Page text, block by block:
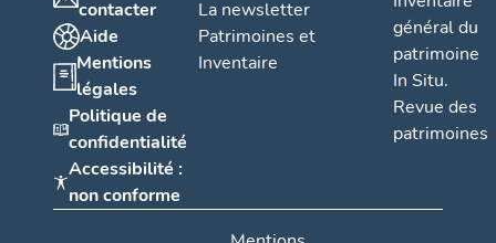
contacter
Aide
Mentions
légales
Politique de
confidentialité
Accessibilité :
non conforme
La newsletter
Patrimoines et
Inventaire
général du
patrimoine
In Situ.
Revue des
patrimoines